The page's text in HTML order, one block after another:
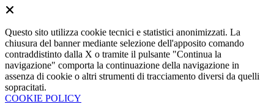
Questo sito utilizza cookie tecnici e statistici anonimizzati. La
chiusura del banner mediante selezione dell'apposito comando
contraddistinto dalla X o tramite il pulsante "Continua la
navigazione" comporta la continuazione della navigazione in
assenza di cookie o altri strumenti di tracciamento diversi da quelli
sopracitati.
COOKIE POLICY